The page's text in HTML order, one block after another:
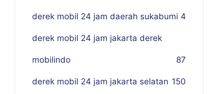
derek mobil 24 jam daerah sukabumi 4
derek mobil 24 jam jakarta derek
mobilindo 87
derek mobil 24 jam jakarta selatan 150